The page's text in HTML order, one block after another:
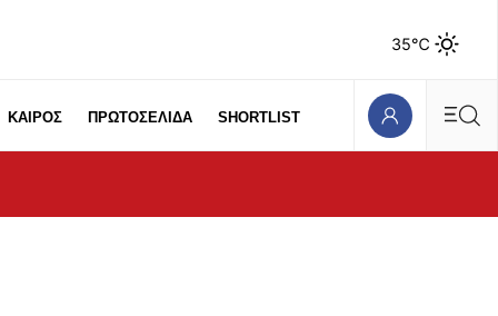
35℃
ΚΑΙΡΟΣ ΠΡΩΤΟΣΕΛΙΔΑ SHORTLIST